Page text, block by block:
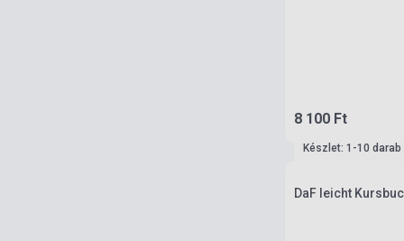
8 100 Ft
Készlet: 1-10 darab
DaF leicht